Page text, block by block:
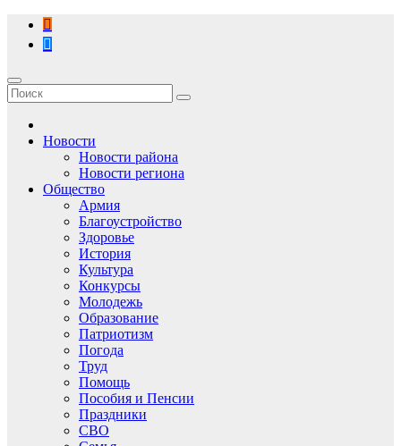
Перейти
содержимому
Новости
Новости района
Новости региона
Общество
Армия
Благоустройство
Здоровье
История
Культура
Конкурсы
Молодежь
Образование
Патриотизм
Погода
Труд
Помощь
Пособия и Пенсии
Праздники
СВО